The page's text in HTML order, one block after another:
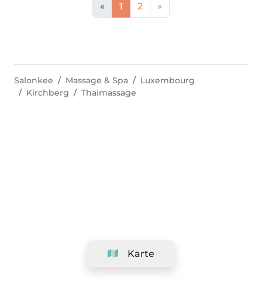
« 1 2 »
Karte
Salonkee Massage & Spa
Luxembourg
Kirchberg
Thaimassage